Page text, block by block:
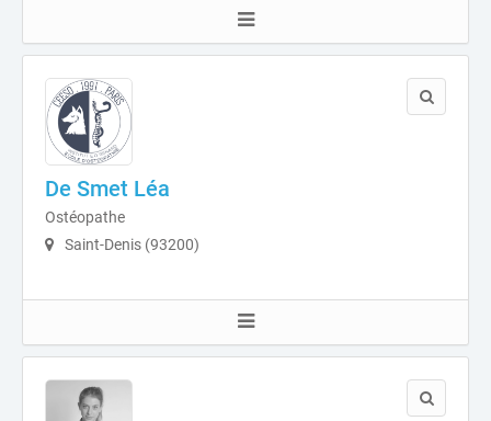
De Smet Léa
Ostéopathe
Saint-Denis (93200)